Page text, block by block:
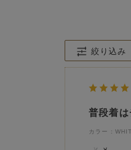
絞り込み
普段着
カラー：